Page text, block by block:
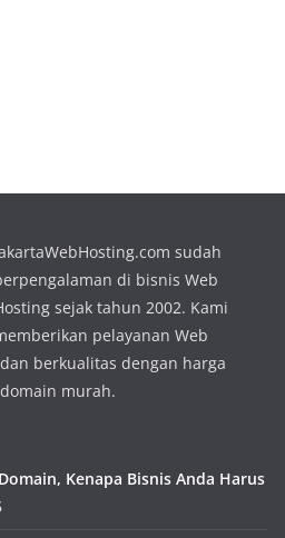
sudah
di bisnis Web
sejak tahun 2002. Kami
pelayanan Web
berkualitas dengan harga
murah.
Kenapa Bisnis Anda Harus